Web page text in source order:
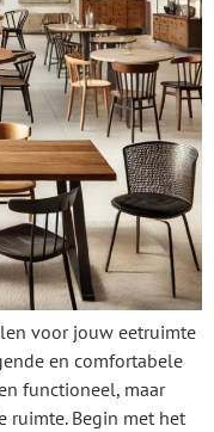
voor jouw eetruimte
en comfortabele
functioneel, maar
ruimte. Begin met het